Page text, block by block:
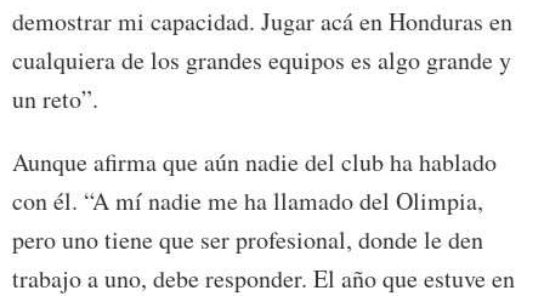
demostrar mi capacidad. Jugar acá en Honduras en
cualquiera de los grandes equipos es algo grande y
un reto”.
Aunque afirma que aún nadie del club ha hablado
con él. “A mí nadie me ha llamado del Olimpia,
pero uno tiene que ser profesional, donde le den
trabajo a uno, debe responder. El año que estuve en